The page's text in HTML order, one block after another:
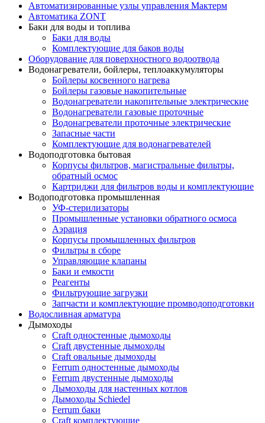
Автоматизированные узлы управления Мактерм
Автоматика ZONT
Баки для воды и топлива
Баки для воды
Комплектующие для баков воды
Оборудование для поверхностного водоотвода
Водонагреватели, бойлеры, теплоаккумуляторы
Бойлеры косвенного нагрева
Бойлеры газовые накопительные
Водонагреватели накопительные электрические
Водонагреватели газовые проточные
Водонагреватели проточные электрические
Запасные части
Комплектующие для водонагревателей
Водоподготовка бытовая
Корпусы фильтров, магистральные фильтры,
обратный осмос
Картриджи для фильтров воды и комплектующие
Водоподготовка промышленная
УФ-стерилизаторы
Промышленные установки обратного осмоса
Аэрация
Корпусы промышленных фильтров
Фильтры в сборе
Управляющие клапаны
Баки и емкости
Реагенты
Фильтрующие загрузки
Запчасти и комплектующие промводоподготовки
Водосливная арматура
Дымоходы
Craft одностенные дымоходы
Craft двустенные дымоходы
Craft овальные дымоходы
Ferrum одностенные дымоходы
Ferrum двустенные дымоходы
Дымоходы для настенных котлов
Дымоходы Schiedel
Ferrum баки
Craft комплектующие